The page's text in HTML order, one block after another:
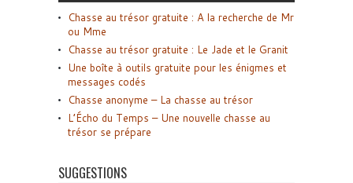
Chasse au trésor gratuite : A la recherche de Mr
ou Mme
Chasse au trésor gratuite : Le Jade et le Granit
Une boîte à outils gratuite pour les énigmes et
messages codés
Chasse anonyme – La chasse au trésor
L’Écho du Temps – Une nouvelle chasse au
trésor se prépare
SUGGESTIONS